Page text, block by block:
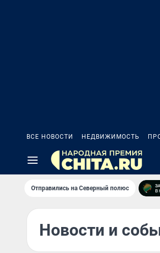
ВСЕ НОВОСТИ НЕДВИЖИМОСТЬ
Отправились на Северный полюс
Новости и